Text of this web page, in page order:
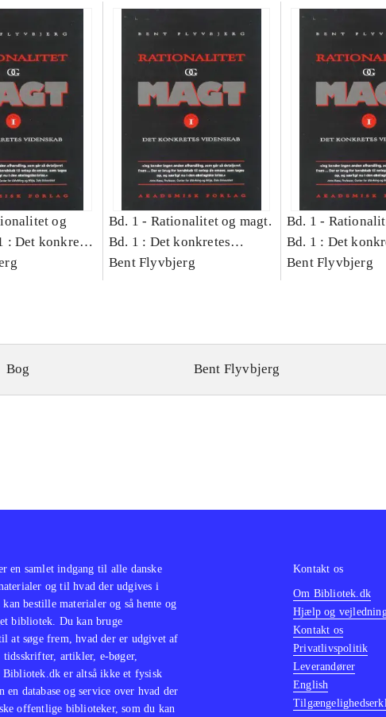
og
: Det konkretes
Bd. 1 - Rationalitet og magt.
Bd. 1 : Det konkretes
videnskab
Bent Flyvbjerg
Bd. 1 -
Bd. 1 : Det
videnskab
Bent Flyvbjerg
Bog Bent Flyvbjerg
en samlet indgang til alle danske
og til hvad der udgives i
bestille materialer og så hente og
bibliotek. Du kan bruge
at søge frem, hvad der er udgivet af
tidsskrifter, artikler, e-bøger,
Bibliotek.dk er altså ikke et fysisk
en database og service over hvad der
offentlige biblioteker, som du kan
Kontakt os
Om Bibliotek.dk
Hjælp og
Kontakt os
Privatlivspolitik
Leverandører
English